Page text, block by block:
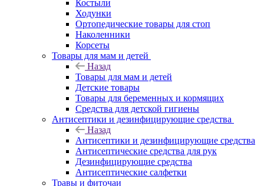
Костыли
Ходунки
Ортопедические товары для стоп
Наколенники
Корсеты
Товары для мам и детей
Назад
Товары для мам и детей
Детские товары
Товары для беременных и кормящих
Средства для детской гигиены
Антисептики и дезинфицирующие средства
Назад
Антисептики и дезинфицирующие средства
Антисептические средства для рук
Дезинфицирующие средства
Антисептические салфетки
Травы и фиточаи